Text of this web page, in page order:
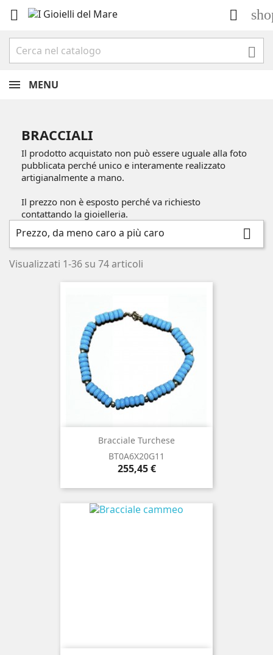
 

MENU
BRACCIALI
Il prodotto acquistato non può essere uguale alla foto
pubblicata perché unico e interamente realizzato
artigianalmente a mano.
Il prezzo non è esposto perché va richiesto
contattando la gioielleria.
Prezzo, da meno caro a più caro 
Visualizzati 1-36 su 74 articoli
Bracciale Turchese
BT0A6X20G11
Prezzo
255,45 €